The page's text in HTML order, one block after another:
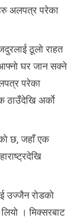
अलपत्र परेका
ठूलाे राहत
घर जान सक्ने
परेका
ठाउँदेखि अर्काे
छ, जहाँ एक
उज्जैन राेडकाे
। मिक्सरबाट